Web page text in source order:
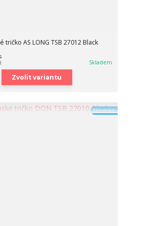
tričko AS LONG TSB 27012 Black
Skladem
Zvolit variantu
Novinka